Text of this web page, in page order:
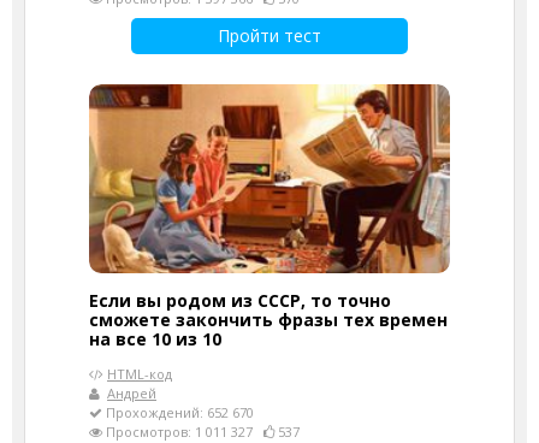
Пройти тест
Если вы родом из СССР, то точно
сможете закончить фразы тех времен
на все 10 из 10
HTML-код
Андрей
Прохождений: 652 670
Просмотров: 1 011 327
537